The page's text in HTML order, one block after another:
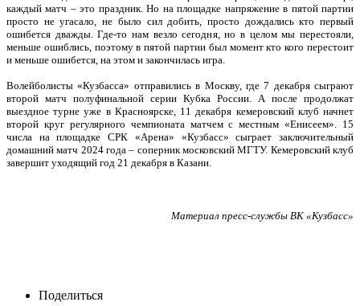
каждый матч – это праздник. Но на площадке напряжение в пятой партии
просто не угасало, не было сил добить, просто дождались кто первый
ошибется дважды. Где-то нам везло сегодня, но в целом мы перестояли,
меньше ошиблись, поэтому в пятой партии был момент кто кого перестоит
и меньше ошибется, на этом и закончилась игра.
Волейболисты «Кузбасса» отправились в Москву, где 7 декабря сыграют
второй матч полуфинальной серии Кубка России. А после продолжат
выездное турне уже в Красноярске, 11 декабря кемеровский клуб начнет
второй круг регулярного чемпионата матчем с местным «Енисеем». 15
числа на площадке СРК «Арена» «Кузбасс» сыграет заключительный
домашний матч 2024 года – соперник московский МГТУ. Кемеровский клуб
завершит уходящий год 21 декабря в Казани.
Материал пресс-службы ВК «Кузбасс»
Поделиться